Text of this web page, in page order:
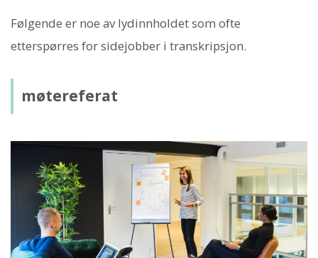
Følgende er noe av lydinnholdet som ofte
etterspørres for sidejobber i transkripsjon.
møtereferat